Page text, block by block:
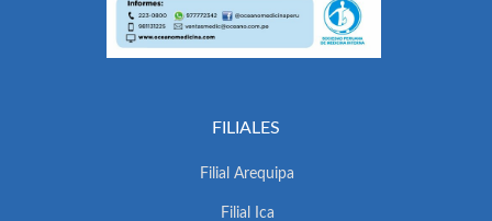
FILIALES
Filial Arequipa
Filial Ica